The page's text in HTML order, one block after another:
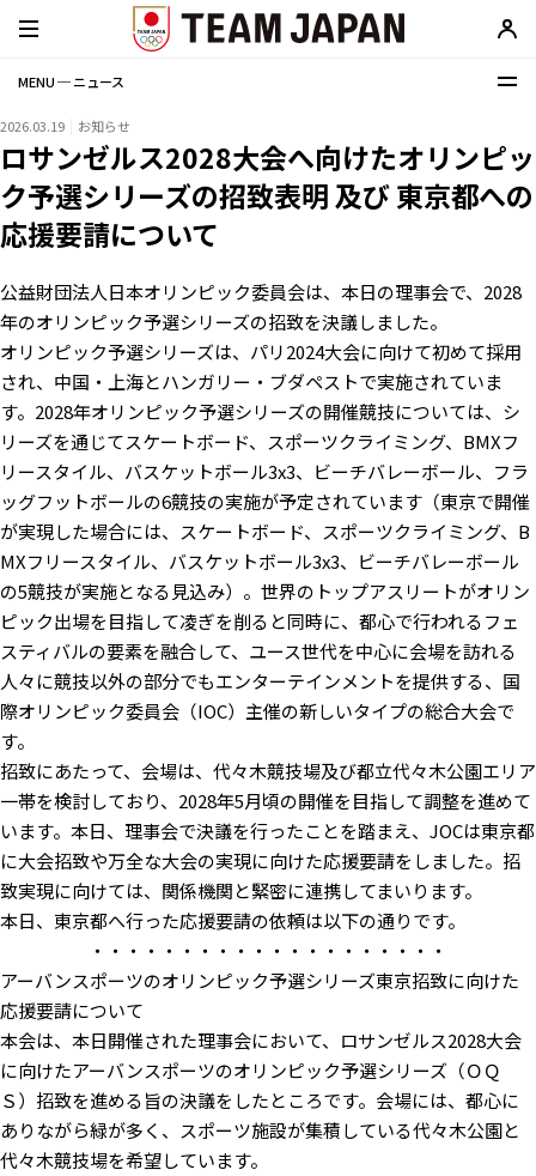
MENU ─ ニュース
2026.03.19 お知らせ
ロサンゼルス2028大会へ向けたオリンピッ
ク予選シリーズの招致表明 及び 東京都への
応援要請について
公益財団法人日本オリンピック委員会は、本日の理事会で、2028
年のオリンピック予選シリーズの招致を決議しました。
オリンピック予選シリーズは、パリ2024大会に向けて初めて採用
され、中国・上海とハンガリー・ブダペストで実施されていま
す。2028年オリンピック予選シリーズの開催競技については、シ
リーズを通じてスケートボード、スポーツクライミング、BMXフ
リースタイル、バスケットボール3x3、ビーチバレーボール、フラ
ッグフットボールの6競技の実施が予定されています（東京で開催
が実現した場合には、スケートボード、スポーツクライミング、B
MXフリースタイル、バスケットボール3x3、ビーチバレーボール
の5競技が実施となる見込み）。世界のトップアスリートがオリン
ピック出場を目指して凌ぎを削ると同時に、都心で行われるフェ
スティバルの要素を融合して、ユース世代を中心に会場を訪れる
人々に競技以外の部分でもエンターテインメントを提供する、国
際オリンピック委員会（IOC）主催の新しいタイプの総合大会で
す。
招致にあたって、会場は、代々木競技場及び都立代々木公園エリア
一帯を検討しており、2028年5月頃の開催を目指して調整を進めて
います。本日、理事会で決議を行ったことを踏まえ、JOCは東京都
に大会招致や万全な大会の実現に向けた応援要請をしました。招
致実現に向けては、関係機関と緊密に連携してまいります。
本日、東京都へ行った応援要請の依頼は以下の通りです。
・・・・・・・・・・・・・・・・・・・・
アーバンスポーツのオリンピック予選シリーズ東京招致に向けた
応援要請について
本会は、本日開催された理事会において、ロサンゼルス2028大会
に向けたアーバンスポーツのオリンピック予選シリーズ（ＯＱ
Ｓ）招致を進める旨の決議をしたところです。会場には、都心に
ありながら緑が多く、スポーツ施設が集積している代々木公園と
代々木競技場を希望しています。